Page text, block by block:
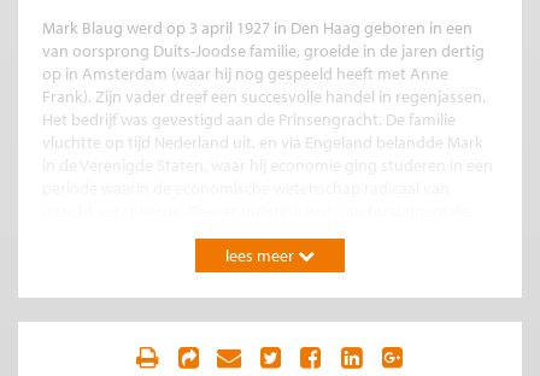
Mark Blaug werd op 3 april 1927 in Den Haag geboren in een
van oorsprong Duits-Joodse familie, groeide in de jaren dertig
op in Amsterdam (waar hij nog gespeeld heeft met Anne
Frank). Zijn vader dreef een succesvolle handel in regenjassen.
Het bedrijf was gevestigd aan de Prinsengracht. De familie
vluchtte op tijd Nederland uit, en via Engeland belandde Mark
invloed op de ambivalente manier waarop Mark Blaug, op
virtuoze wijze, voor veel naoorlogse economen vorm gaf aan
Leerling van Stigler
Blaugs eigen geschiedenis in de economie begon aan Columbia
lees meer